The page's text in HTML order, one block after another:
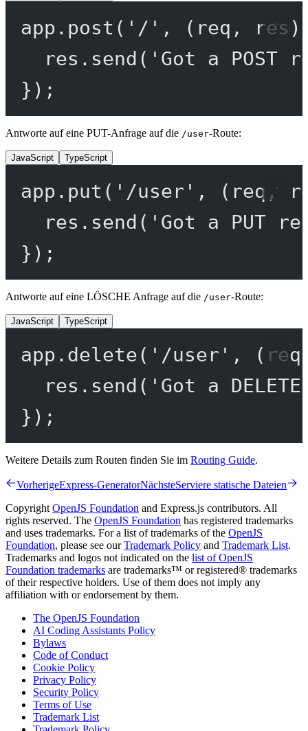
app. post ( '/' , ( req , res
res. send ( 'Got a POST
});
Antworte auf eine PUT-Anfrage auf die /user-Route:
JavaScript TypeScript
app. put ( '/user' , ( req ,
res. send ( 'Got a PUT
});
Antworte auf eine LÖSCHE Anfrage auf die /user-Route:
JavaScript TypeScript
app. delete( '/user' , ( req
res. send ( 'Got a
});
Weitere Details zum Routen finden Sie im Routing Guide.
VorherigeExpress-GeneratorNächsteServiere statische Dateien
Copyright OpenJS Foundation and Express.js contributors. All
rights reserved. The OpenJS Foundation has registered trademarks
and uses trademarks. For a list of trademarks of the OpenJS
Foundation, please see ourTrademark Policy and Trademark List.
Trademarks and logos not indicated on the list of OpenJS
Foundation trademarks are trademarks™ or registered® trademarks
of their respective holders. Use of them does not imply any
affiliation with or endorsement by them.
The OpenJS Foundation
AI Coding Assistants Policy
Bylaws
Code of Conduct
Cookie Policy
Privacy Policy
Security Policy
Terms of Use
Trademark List